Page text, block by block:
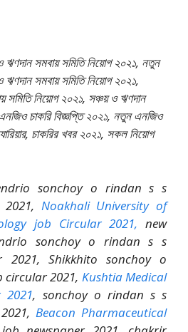
ও ঋণদান সমবায় সমিতি নিয়োগ ২০২১, নতুন
ঋণদান সমবায় সমিতি নিয়োগ ২০২১,
সমিতি নিয়োগ ২০২১, সঞ্চয় ও ঋণদান
চাকরি বিজ্ঞপ্তি ২০২১, নতুন এনজিও
চাকরির খবর ২০২১, সকল নিয়োগ
sonchoy o rindan s s
Noakhali University of
job Circular 2021, new
sonchoy o rindan s s
Shikkhito sonchoy o
circular 2021, Kushtia Medical
2021, sonchoy o rindan s s
Beacon Pharmaceutical